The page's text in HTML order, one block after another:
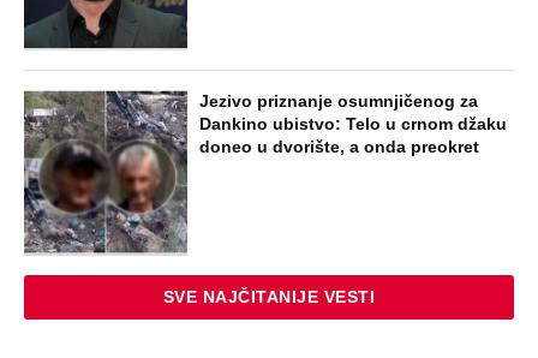
Jezivo priznanje osumnjičenog za
Dankino ubistvo: Telo u crnom džaku
doneo u dvorište, a onda preokret
SVE NAJČITANIJE VESTI